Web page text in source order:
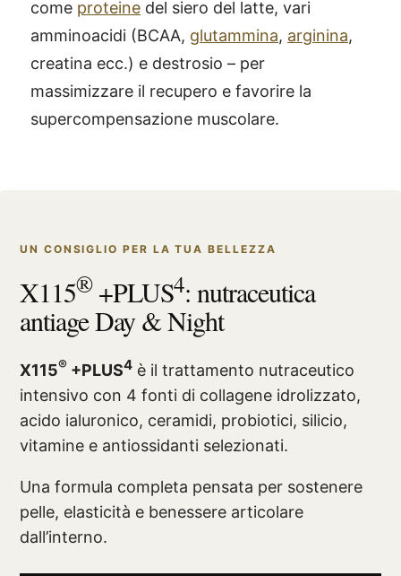
come proteine del siero del latte, vari
amminoacidi (BCAA, glutammina, arginina,
creatina ecc.) e destrosio – per
massimizzare il recupero e favorire la
supercompensazione muscolare.
UN CONSIGLIO PER LA TUA BELLEZZA
X115®+PLUS4: nutraceutica
antiage Day & Night
X115® +PLUS4 è il trattamento nutraceutico
intensivo con 4 fonti di collagene idrolizzato,
acido ialuronico, ceramidi, probiotici, silicio,
vitamine e antiossidanti selezionati.
Una formula completa pensata per sostenere
pelle, elasticità e benessere articolare
dall’interno.